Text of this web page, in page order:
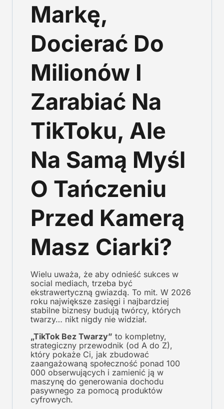
Markę,
Docierać Do
Milionów I
Zarabiać Na
TikToku, Ale
Na Samą Myśl
O Tańczeniu
Przed Kamerą
Masz Ciarki?
Wielu uważa, że aby odnieść sukces w
social mediach, trzeba być
ekstrawertyczną gwiazdą. To mit. W 2026
roku największe zasięgi i najbardziej
stabilne biznesy budują twórcy, których
twarzy… nikt nigdy nie widział.
„TikTok Bez Twarzy” to kompletny,
strategiczny przewodnik (od A do Z),
który pokaże Ci, jak zbudować
zaangażowaną społeczność ponad 100
000 obserwujących i zamienić ją w
maszynę do generowania dochodu
pasywnego za pomocą produktów
cyfrowych.